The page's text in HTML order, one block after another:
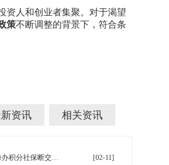
人和创业者集聚。对于渴望
策不断调整的背景下，符合条
资讯 相关资讯
上海积分落户！社保断缴了，可以补缴吗？（上海办积分社保断交需要重新计算吗） [02-11]